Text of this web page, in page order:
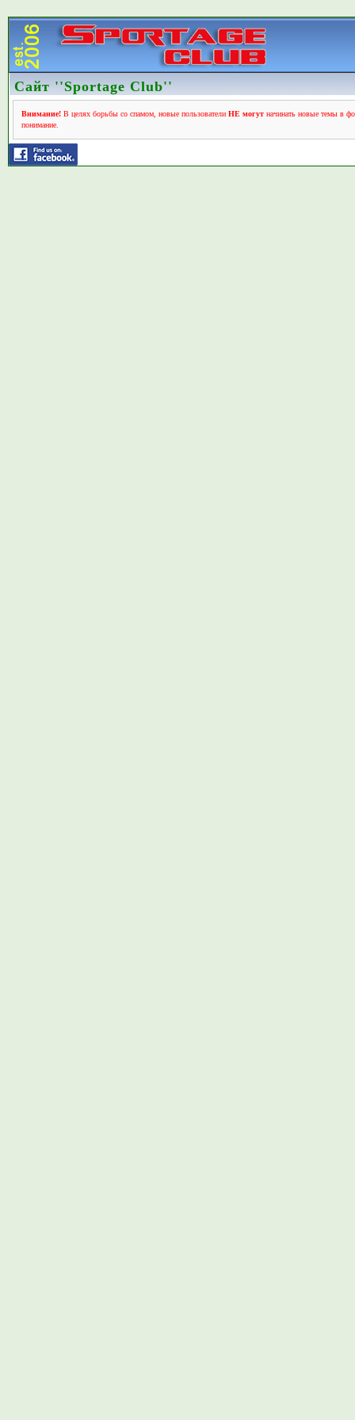
Сайт ''Sportage Club''
Внимание!В целях борьбы со спамом, новые пользователи НЕ могутначинать новые темы в
понимание.